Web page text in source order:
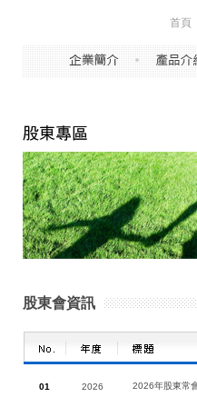
股東會資訊
01 2026 2026年股東常
首頁